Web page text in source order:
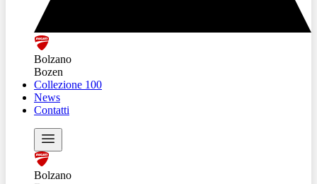
Bolzano
Bozen
Collezione 100
News
Contatti
Bolzano